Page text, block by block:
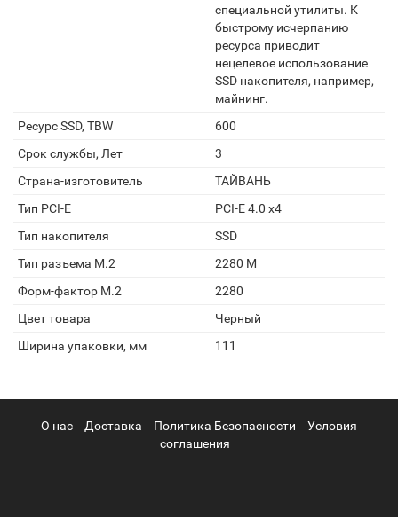
специальной утилиты. К
быстрому исчерпанию
ресурса приводит
нецелевое использование
SSD накопителя, например,
майнинг.
Ресурс SSD, TBW
600
Срок службы, Лет
3
Страна-изготовитель
ТАЙВАНЬ
Тип PCI-E
PCI-E 4.0 x4
Тип накопителя
SSD
Тип разъема M.2
2280 M
Форм-фактор M.2
2280
Цвет товара
Черный
Ширина упаковки, мм
111
О нас Доставка Политика Безопасности
Условия
соглашения